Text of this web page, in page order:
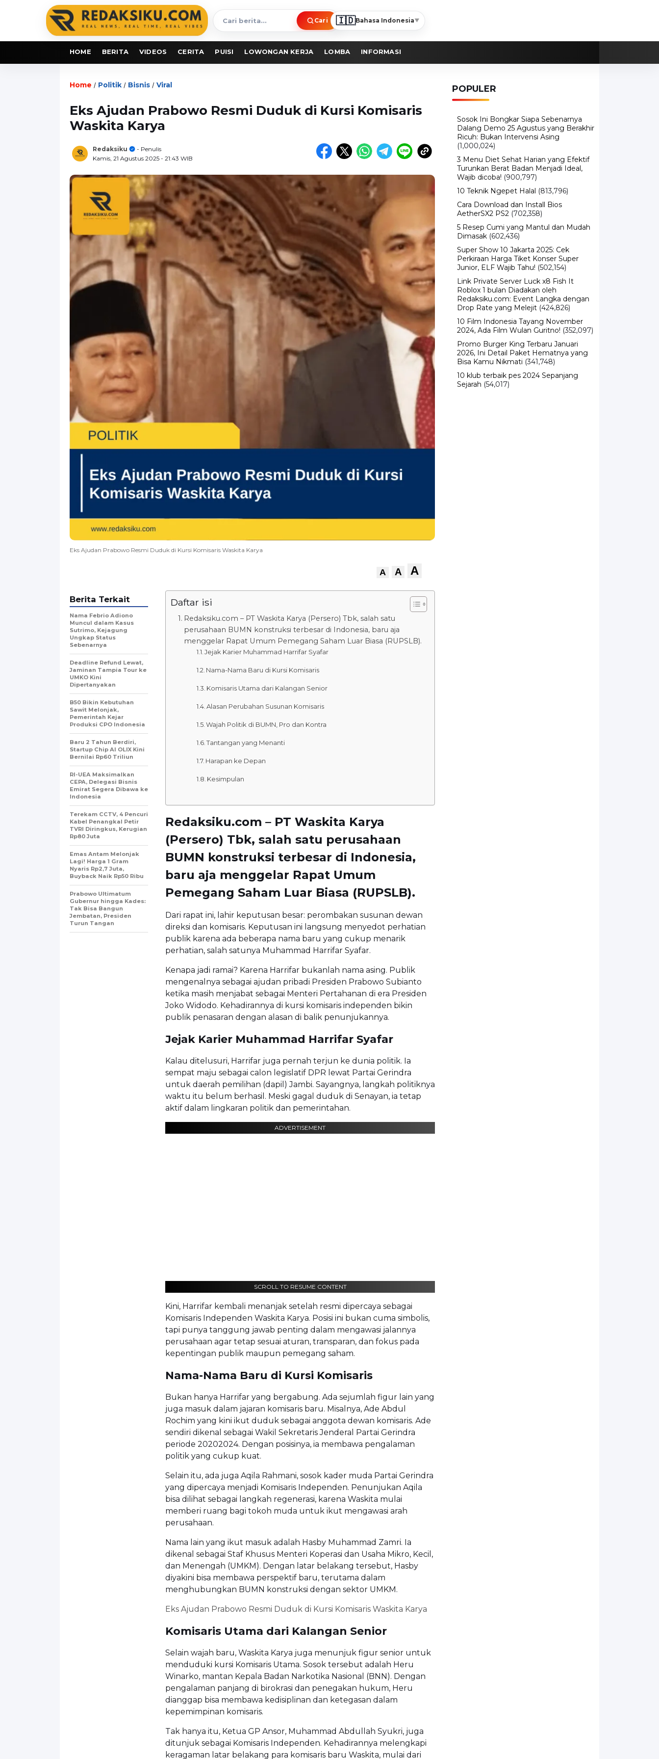
Cari
berita
Cari 🇮🇩Bahasa Indonesia▼
HOME BERITA VIDEOS CERITA PUISI LOWONGAN KERJA LOMBA INFORMASI
Home / Politik / Bisnis / Viral
Eks Ajudan Prabowo Resmi Duduk di Kursi Komisaris
Waskita Karya
Redaksiku
- Penulis
Kamis, 21 Agustus 2025 - 21:43 WIB
Eks Ajudan Prabowo Resmi Duduk di Kursi Komisaris Waskita Karya
A A A
Daftar isi
Redaksiku.com – PT Waskita Karya (Persero) Tbk, salah satu
perusahaan BUMN konstruksi terbesar di Indonesia, baru aja
menggelar Rapat Umum Pemegang Saham Luar Biasa (RUPSLB).
Jejak Karier Muhammad Harrifar Syafar
Nama-Nama Baru di Kursi Komisaris
Komisaris Utama dari Kalangan Senior
Alasan Perubahan Susunan Komisaris
Wajah Politik di BUMN, Pro dan Kontra
Tantangan yang Menanti
Harapan ke Depan
Kesimpulan
Redaksiku.com – PT Waskita Karya
(Persero) Tbk, salah satu perusahaan
BUMN konstruksi terbesar di Indonesia,
baru aja menggelar Rapat Umum
Pemegang Saham Luar Biasa (RUPSLB).
Dari rapat ini, lahir keputusan besar: perombakan susunan dewan
direksi dan komisaris. Keputusan ini langsung menyedot perhatian
publik karena ada beberapa nama baru yang cukup menarik
perhatian, salah satunya Muhammad Harrifar Syafar.
Kenapa jadi ramai? Karena Harrifar bukanlah nama asing. Publik
mengenalnya sebagai ajudan pribadi Presiden Prabowo Subianto
ketika masih menjabat sebagai Menteri Pertahanan di era Presiden
Joko Widodo. Kehadirannya di kursi komisaris independen bikin
publik penasaran dengan alasan di balik penunjukannya.
Jejak Karier Muhammad Harrifar Syafar
Kalau ditelusuri, Harrifar juga pernah terjun ke dunia politik. Ia
sempat maju sebagai calon legislatif DPR lewat Partai Gerindra
untuk daerah pemilihan (dapil) Jambi. Sayangnya, langkah politiknya
waktu itu belum berhasil. Meski gagal duduk di Senayan, ia tetap
aktif dalam lingkaran politik dan pemerintahan.
ADVERTISEMENT
SCROLL TO RESUME CONTENT
Kini, Harrifar kembali menanjak setelah resmi dipercaya sebagai
Komisaris Independen Waskita Karya. Posisi ini bukan cuma simbolis,
tapi punya tanggung jawab penting dalam mengawasi jalannya
perusahaan agar tetap sesuai aturan, transparan, dan fokus pada
kepentingan publik maupun pemegang saham.
Nama-Nama Baru di Kursi Komisaris
Bukan hanya Harrifar yang bergabung. Ada sejumlah figur lain yang
juga masuk dalam jajaran komisaris baru. Misalnya, Ade Abdul
Rochim yang kini ikut duduk sebagai anggota dewan komisaris. Ade
sendiri dikenal sebagai Wakil Sekretaris Jenderal Partai Gerindra
periode 20202024. Dengan posisinya, ia membawa pengalaman
politik yang cukup kuat.
Selain itu, ada juga Aqila Rahmani, sosok kader muda Partai Gerindra
yang dipercaya menjadi Komisaris Independen. Penunjukan Aqila
bisa dilihat sebagai langkah regenerasi, karena Waskita mulai
memberi ruang bagi tokoh muda untuk ikut mengawasi arah
perusahaan.
Nama lain yang ikut masuk adalah Hasby Muhammad Zamri. Ia
dikenal sebagai Staf Khusus Menteri Koperasi dan Usaha Mikro, Kecil,
dan Menengah (UMKM). Dengan latar belakang tersebut, Hasby
diyakini bisa membawa perspektif baru, terutama dalam
menghubungkan BUMN konstruksi dengan sektor UMKM.
Eks Ajudan Prabowo Resmi Duduk di Kursi Komisaris Waskita Karya
Komisaris Utama dari Kalangan Senior
Selain wajah baru, Waskita Karya juga menunjuk figur senior untuk
menduduki kursi Komisaris Utama. Sosok tersebut adalah Heru
Winarko, mantan Kepala Badan Narkotika Nasional (BNN). Dengan
pengalaman panjang di birokrasi dan penegakan hukum, Heru
dianggap bisa membawa kedisiplinan dan ketegasan dalam
kepemimpinan komisaris.
Tak hanya itu, Ketua GP Ansor, Muhammad Abdullah Syukri, juga
ditunjuk sebagai Komisaris Independen. Kehadirannya melengkapi
keragaman latar belakang para komisaris baru Waskita, mulai dari
Berita Terkait
Nama Febrio Adiono
Muncul dalam Kasus
Sutrimo, Kejagung
Ungkap Status
Sebenarnya
Deadline Refund Lewat,
Jaminan Tampia Tour ke
UMKO Kini
Dipertanyakan
B50 Bikin Kebutuhan
Sawit Melonjak,
Pemerintah Kejar
Produksi CPO Indonesia
Baru 2 Tahun Berdiri,
Startup Chip AI OLIX Kini
Bernilai Rp60 Triliun
RI-UEA Maksimalkan
CEPA, Delegasi Bisnis
Emirat Segera Dibawa ke
Indonesia
Terekam CCTV, 4 Pencuri
Kabel Penangkal Petir
TVRI Diringkus, Kerugian
Rp80 Juta
Emas Antam Melonjak
Lagi! Harga 1 Gram
Nyaris Rp2,7 Juta,
Buyback Naik Rp50 Ribu
Prabowo Ultimatum
Gubernur hingga Kades:
Tak Bisa Bangun
Jembatan, Presiden
Turun Tangan
POPULER
Sosok Ini Bongkar Siapa Sebenarnya
Dalang Demo 25 Agustus yang Berakhir
Ricuh: Bukan Intervensi Asing
(1,000,024)
3 Menu Diet Sehat Harian yang Efektif
Turunkan Berat Badan Menjadi Ideal,
Wajib dicoba! (900,797)
10 Teknik Ngepet Halal (813,796)
Cara Download dan Install Bios
AetherSX2 PS2 (702,358)
5 Resep Cumi yang Mantul dan Mudah
Dimasak (602,436)
Super Show 10 Jakarta 2025: Cek
Perkiraan Harga Tiket Konser Super
Junior, ELF Wajib Tahu! (502,154)
Link Private Server Luck x8 Fish It
Roblox 1 bulan Diadakan oleh
Redaksiku.com: Event Langka dengan
Drop Rate yang Melejit (424,826)
10 Film Indonesia Tayang November
2024, Ada Film Wulan Guritno! (352,097)
Promo Burger King Terbaru Januari
2026, Ini Detail Paket Hematnya yang
Bisa Kamu Nikmati (341,748)
10 klub terbaik pes 2024 Sepanjang
Sejarah (54,017)